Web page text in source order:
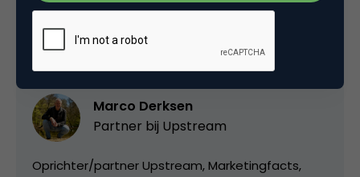
Marco Derksen
Partner bij Upstream
Oprichter/partner Upstream, Marketingfacts,